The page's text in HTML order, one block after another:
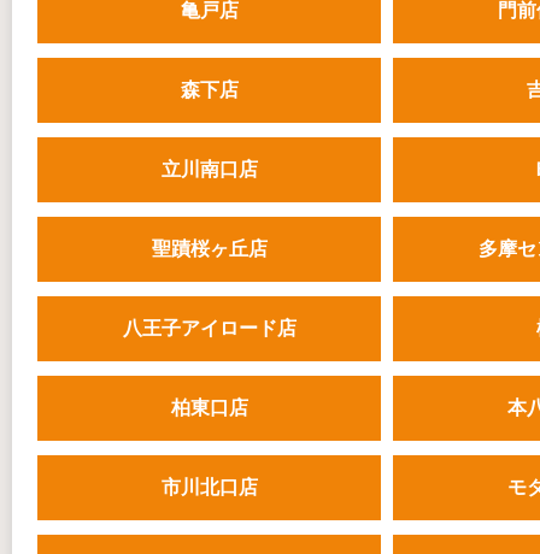
亀戸店 門
森下店
立川南口店
聖蹟桜ヶ丘店 多摩
八王子アイロード店
柏東口店 本
市川北口店 モ